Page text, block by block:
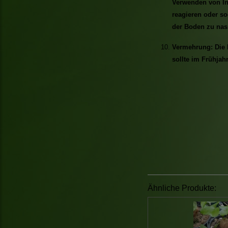
Verwenden von
reagieren oder
der Boden zu
Vermehrung: Die
sollte im
Ähnliche Produkte: